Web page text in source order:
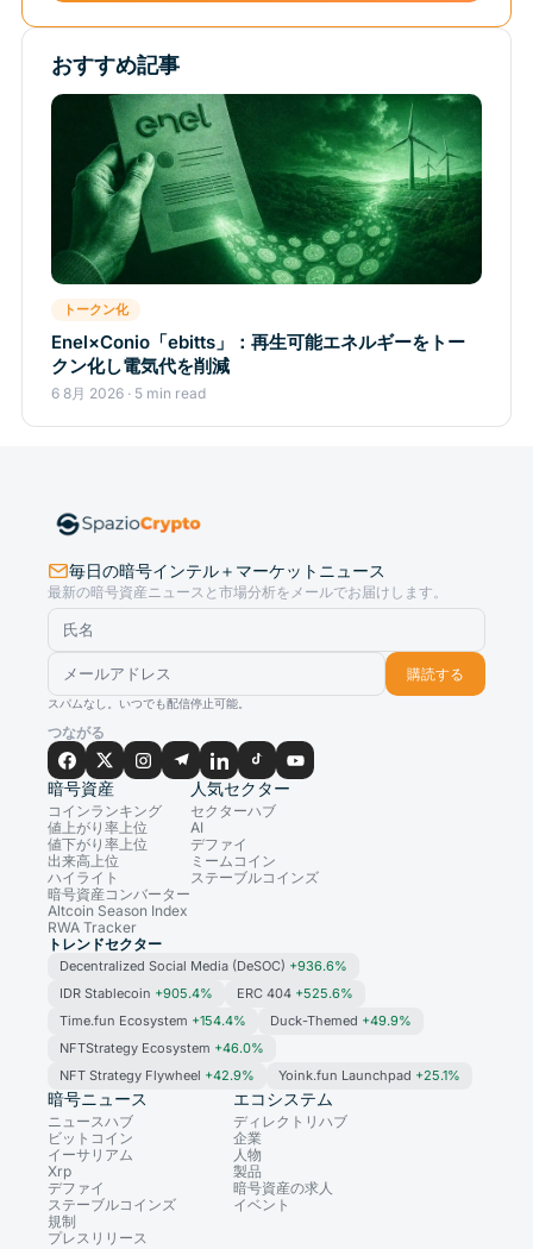
おすすめ記事
トークン化
Enel×Conio「ebitts」：再生可能エネルギーをトー
クン化し電気代を削減
6 8月 2026 · 5 min read
毎日の暗号インテル＋マーケットニュース
最新の暗号資産ニュースと市場分析をメールでお届けします。
購読する
スパムなし。いつでも配信停止可能。
つながる
暗号資産
コインランキング
値上がり率上位
値下がり率上位
出来高上位
ハイライト
暗号資産コンバーター
Altcoin Season Index
RWA Tracker
人気セクター
セクターハブ
AI
デファイ
ミームコイン
ステーブルコインズ
トレンドセクター
Decentralized Social Media (DeSOC) +936.6%
IDR Stablecoin +905.4% ERC 404 +525.6%
Time.fun Ecosystem +154.4% Duck-Themed +49.9%
NFTStrategy Ecosystem +46.0%
NFT Strategy Flywheel +42.9% Yoink.fun Launchpad +25.1%
暗号ニュース
ニュースハブ
ビットコイン
イーサリアム
Xrp
デファイ
ステーブルコインズ
規制
プレスリリース
エコシステム
ディレクトリハブ
企業
人物
製品
暗号資産の求人
イベント